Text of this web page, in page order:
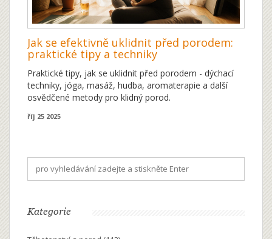
Jak se efektivně uklidnit před porodem:
praktické tipy a techniky
Praktické tipy, jak se uklidnit před porodem - dýchací
techniky, jóga, masáž, hudba, aromaterapie a další
osvědčené metody pro klidný porod.
říj 25 2025
Kategorie